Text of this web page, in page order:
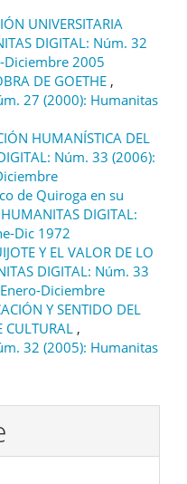
UNIVERSITARIA
DIGITAL: Núm. 32
Diciembre 2005
DE GOETHE ,
27 (2000): Humanitas
HUMANÍSTICA DEL
Núm. 33 (2006):
de Quiroga en su
HUMANITAS DIGITAL:
Dic 1972
Y EL VALOR DE LO
DIGITAL: Núm. 33
Diciembre
Y SENTIDO DEL
CULTURAL ,
32 (2005): Humanitas